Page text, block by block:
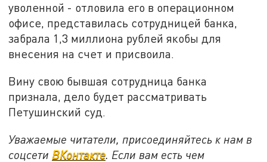
уволенной - отловила его в операционном
офисе, представилась сотрудницей банка,
забрала 1,3 миллиона рублей якобы для
внесения на счет и присвоила.
Вину свою бывшая сотрудница банка
признала, дело будет рассматривать
Петушинский суд.
Уважаемые читатели, присоединяйтесь к нам в
соцсети ВКонтакте. Если вам есть чем